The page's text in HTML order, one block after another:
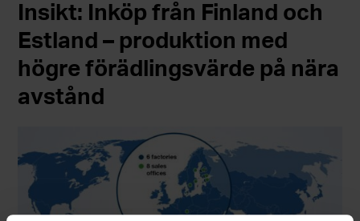
Insikt: Inköp från Finland och
Estland – produktion med
högre förädlingsvärde på nära
avstånd